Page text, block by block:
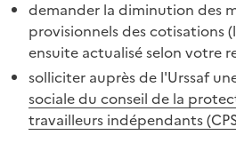
demander la diminution des
provisionnels des cotisations
ensuite actualisé selon votre
solliciter auprès de l'Urssaf
sociale du conseil de la
travailleurs indépendants